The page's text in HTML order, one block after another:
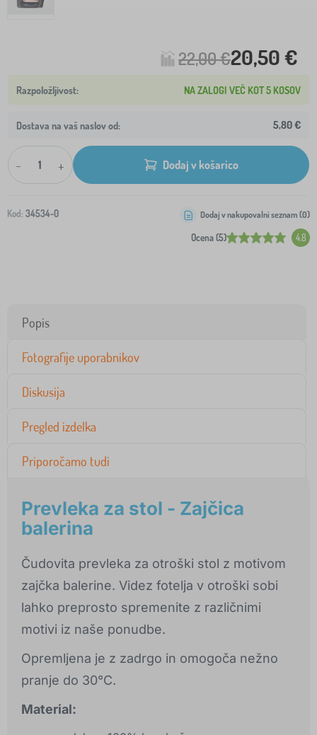
22,00 €20,50 €
NA ZALOGI VEČ KOT 5 KOSOV
Dostava na vaš naslov od: 5,80 €
- + Dodaj v košarico
Kod: 34534-0
Ocena (5) 4.8
Dodaj v nakupovalni seznam (0)
Popis
Fotografije uporabnikov
Diskusija
Pregled izdelka
Priporočamo tudi
Prevleka za stol - Zajčica
balerina
Čudovita prevleka za otroški stol z motivom
zajčka balerine. Videz fotelja v otroški sobi
lahko preprosto spremenite z različnimi
motivi iz naše ponudbe.
Opremljena je z zadrgo in omogoča nežno
pranje do 30°C.
Material: